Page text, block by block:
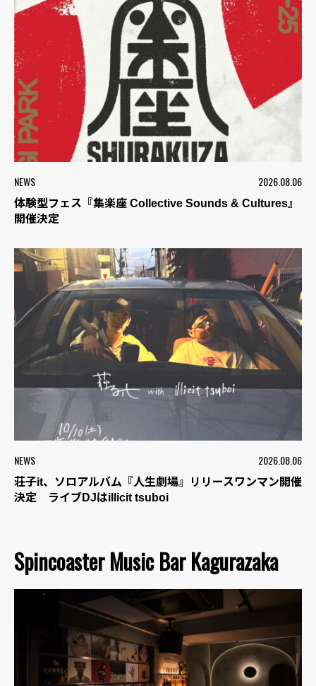
NEWS 2026.08.06
体験型フェス『集楽座 Collective Sounds & Cultures』
開催決定
NEWS 2026.08.06
荘子it、ソロアルバム『人生劇場』リリースワンマン開催
決定 ライブDJはillicit tsuboi
Spincoaster Music Bar Kagurazaka